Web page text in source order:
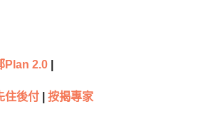
Plan 2.0|
住後付| 按揭專家